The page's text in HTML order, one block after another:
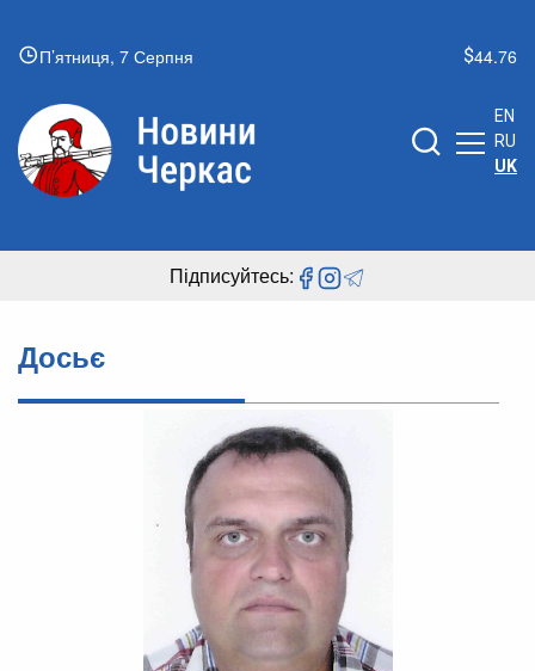
П’ятниця, 7 Серпня 44.76
EN
RU
UK
Підписуйтесь:
Досьє